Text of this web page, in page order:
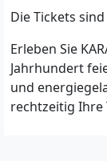
Die Tickets
Erleben Sie
Jahrhundert
und
rechtzeitig Ihre